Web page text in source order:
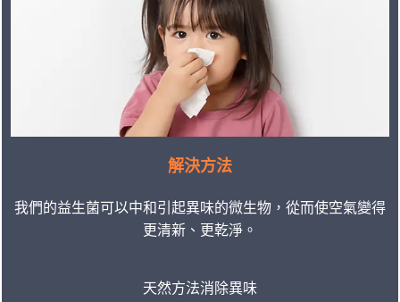
解決方法
我們的益生菌可以中和引起異味的微生物，從而使空氣變得
更清新、更乾淨。
天然方法消除異味